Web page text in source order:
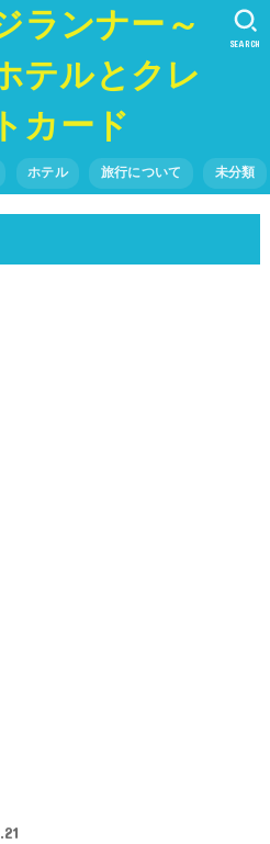
ランナー～
テルとクレ
カード
ホテル 旅行について 未分類
SEARCH